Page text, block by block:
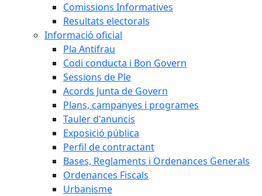
Comissions Informatives
Resultats electorals
Informació oficial
Pla Antifrau
Codi conducta i Bon Govern
Sessions de Ple
Acords Junta de Govern
Plans, campanyes i programes
Tauler d'anuncis
Exposició pública
Perfil de contractant
Bases, Reglaments i Ordenances Generals
Ordenances Fiscals
Urbanisme